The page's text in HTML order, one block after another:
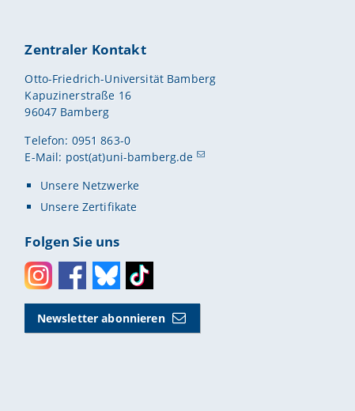
Zentraler Kontakt
Otto-Friedrich-Universität Bamberg
Kapuzinerstraße 16
96047 Bamberg
Telefon: 0951 863-0
E-Mail: post(at)uni-bamberg.de
Unsere Netzwerke
Unsere Zertifikate
Folgen Sie uns
InstagramFacebookBlueskyToktok
Newsletter abonnieren